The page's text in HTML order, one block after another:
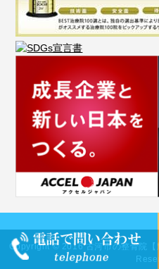
Copyright © 2016 古河市の整骨院